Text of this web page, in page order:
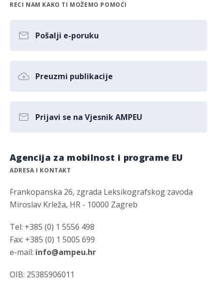
RECI NAM KAKO TI MOŽEMO POMOĆI
Pošalji e-poruku
Preuzmi publikacije
Prijavi se na Vjesnik AMPEU
Agencija za mobilnost i programe EU
ADRESA I KONTAKT
Frankopanska 26, zgrada Leksikografskog zavoda
Miroslav Krleža, HR - 10000 Zagreb
Tel: +385 (0) 1 5556 498
Fax: +385 (0) 1 5005 699
e-mail: info@ampeu.hr
OIB: 25385906011